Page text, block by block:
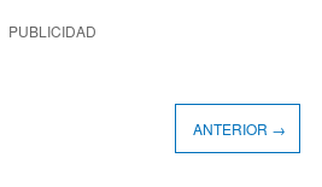
PUBLICIDAD
ANTERIOR →